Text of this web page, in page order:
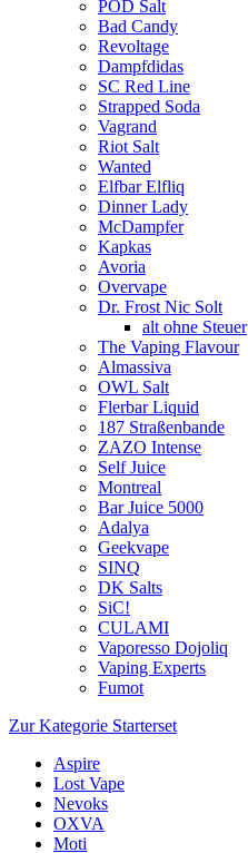
POD Salt
Bad Candy
Revoltage
Dampfdidas
SC Red Line
Strapped Soda
Vagrand
Riot Salt
Wanted
Elfbar Elfliq
Dinner Lady
McDampfer
Kapkas
Avoria
Overvape
Dr. Frost Nic Solt
alt ohne Steuer
The Vaping Flavour
Almassiva
OWL Salt
Flerbar Liquid
187 Straßenbande
ZAZO Intense
Self Juice
Montreal
Bar Juice 5000
Adalya
Geekvape
SINQ
DK Salts
SiC!
CULAMI
Vaporesso Dojoliq
Vaping Experts
Fumot
Zur Kategorie Starterset
Aspire
Lost Vape
Nevoks
OXVA
Moti